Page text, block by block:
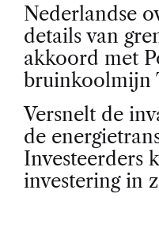
P
o
s
t
n
Nederlandse
details van
akkoord met
bruinkoolmijn
Versnelt de
de
Investeerders
investering in